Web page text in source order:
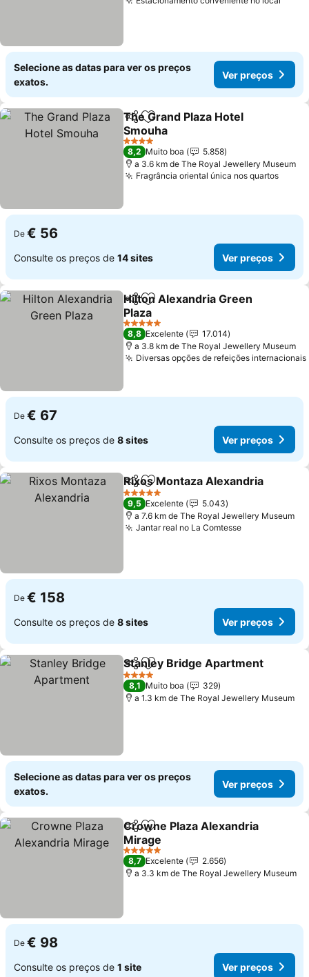
Selecione as datas para ver os preços
exatos.
Ver preços
PartilharAdicionar aos favoritos
The Grand Plaza Hotel
Smouha
4 Estrelas
8,2 Muito boa
5.858
a 3.6 km de The Royal Jewellery Museum
Fragrância oriental única nos quartos
De € 56
Consulte os preços de 14 sites Ver preços
PartilharAdicionar aos favoritos
Hilton Alexandria Green
Plaza
5 Estrelas
8,8 Excelente
17.014
a 3.8 km de The Royal Jewellery Museum
Diversas opções de refeições internacionais
De € 67
Consulte os preços de 8 sites Ver preços
PartilharAdicionar aos favoritos
Rixos Montaza Alexandria
5 Estrelas
9,5 Excelente
5.043
a 7.6 km de The Royal Jewellery Museum
Jantar real no La Comtesse
De € 158
Consulte os preços de 8 sites Ver preços
PartilharAdicionar aos favoritos
Stanley Bridge Apartment
4 Estrelas
8,1 Muito boa
329
a 1.3 km de The Royal Jewellery Museum
Selecione as datas para ver os preços
exatos.
Ver preços
PartilharAdicionar aos favoritos
Crowne Plaza Alexandria
Mirage
5 Estrelas
8,7 Excelente
2.656
a 3.3 km de The Royal Jewellery Museum
De € 98
Consulte os preços de 1 site Ver preços